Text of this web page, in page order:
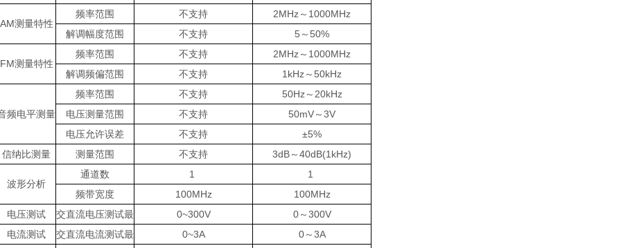
AM测量特性
频率范围 不支持
2MHz～1000MHz
解调幅度范围
不支持 5～50%
FM测量特性
频率范围 不支持
2MHz～1000MHz
解调频偏范围
不支持 1kHz～50kHz
频电平测量
频率范围 不支持
50Hz～20kHz
电压测量范围
不支持
50mV～3V
电压允许误差
不支持
±5%
信纳比测量
测量范围 不支持 3dB～40dB(1kHz)
波形分析
通道数 1
1
频带宽度
100MHz
100MHz
电压测试
交直流电压测试最 0~300V
0～300V
电流测试
交直流电流测试最 0~3A
0～3A